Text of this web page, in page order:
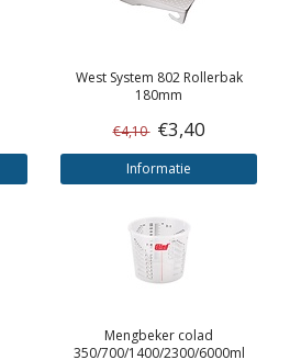
West System 802 Rollerbak
180mm
€4,10 €3,40
Informatie
Mengbeker colad
350/700/1400/2300/6000ml